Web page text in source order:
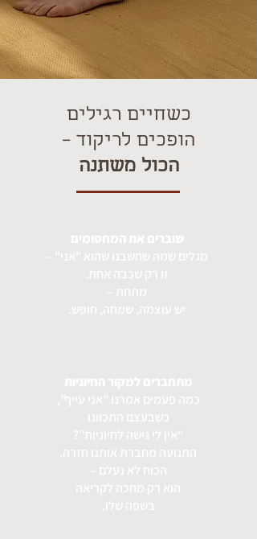
כשחיים רגילים
הופכים לריקוד –
הכול משתנה
שוברים את המחסומים
מגלים שמה שחשבנו שהוא "אני" –
זו רק שכבה אחת.
מתחת –
יש עוצמה, שמחה, חופש.
מתחברים למקור החיוניות
כמה פעמים אמרנו "אני עייף",
כשבעצם התכוונו
“אין לי גישה לחיוניות”?
התנועה מחברת אותנו חזרה.
הכוח לא נעלם –
הוא רק מחכה לקריאה
בשפה שלו.